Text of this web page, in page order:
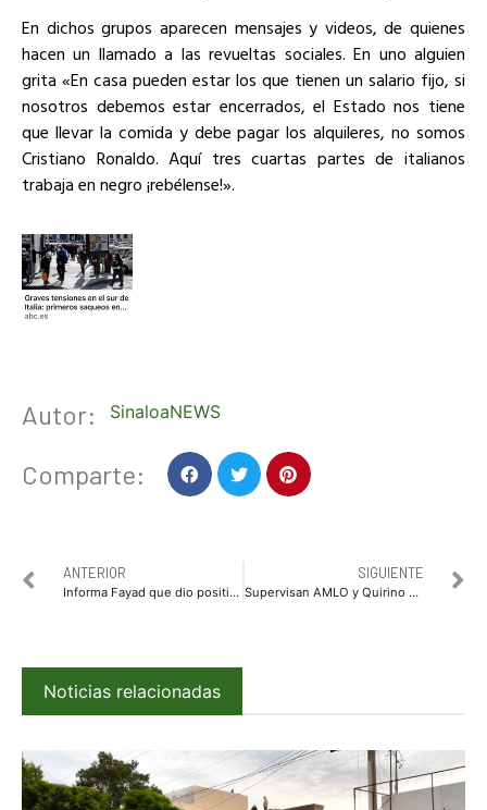
En dichos grupos aparecen mensajes y videos, de quienes
hacen un llamado a las revueltas sociales. En uno alguien
grita «En casa pueden estar los que tienen un salario fijo, si
nosotros debemos estar encerrados, el Estado nos tiene
que llevar la comida y debe pagar los alquileres, no somos
Cristiano Ronaldo. Aquí tres cuartas partes de italianos
trabaja en negro ¡rebélense!».
Autor: SinaloaNEWS
Comparte:
ANTERIOR
Informa Fayad que dio positivo a prueba de coronavirus Covid-19
SIGUIENTE
Supervisan AMLO y Quirino construcción de la carretera Badiraguato-Chihuahua
Noticias relacionadas